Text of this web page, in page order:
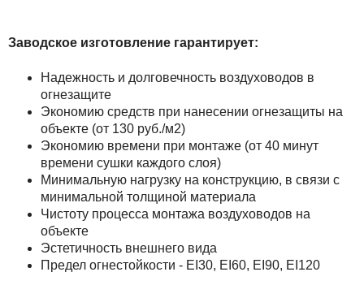
Заводское изготовление гарантирует:
Надежность и долговечность воздуховодов в
огнезащите
Экономию средств при нанесении огнезащиты на
объекте (от 130 руб./м2)
Экономию времени при монтаже (от 40 минут
времени сушки каждого слоя)
Минимальную нагрузку на конструкцию, в связи с
минимальной толщиной материала
Чистоту процесса монтажа воздуховодов на
объекте
Эстетичность внешнего вида
Предел огнестойкости - EI30, EI60, EI90, EI120